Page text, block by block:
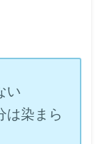
い
は染まら